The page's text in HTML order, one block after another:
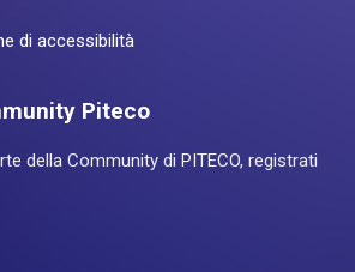
di accessibilità
Piteco
della Community di PITECO, registrati